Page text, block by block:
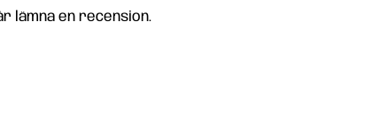
lämna en recension.